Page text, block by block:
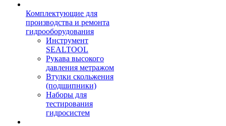
Комплектующие для
производства и ремонта
гидрооборудования
Инструмент
SEALTOOL
Рукава высокого
давления метражом
Втулки скольжения
(подшипники)
Наборы для
тестирования
гидросистем